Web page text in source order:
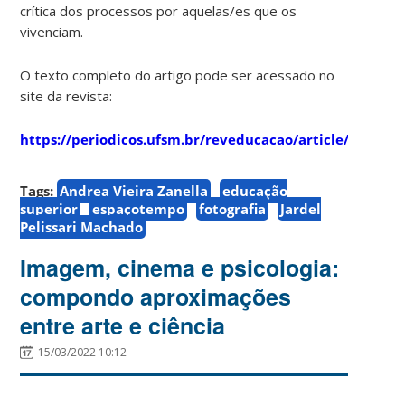
crítica dos processos por aquelas/es que os
vivenciam.
O texto completo do artigo pode ser acessado no
site da revista:
https://periodicos.ufsm.br/reveducacao/article/view/
Tags: Andrea Vieira Zanella
educação
superior
espaçotempo fotografia
Jardel
Pelissari Machado
Imagem, cinema e psicologia:
compondo aproximações
entre arte e ciência
15/03/2022 10:12